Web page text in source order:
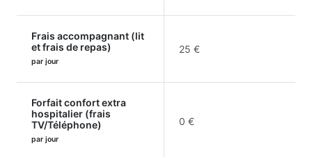
Frais accompagnant (lit
et frais de repas)
par jour
25 €
Forfait confort extra
hospitalier (frais
TV/Téléphone)
par jour
0 €